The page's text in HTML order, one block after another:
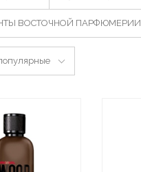
ВОСТОЧНОЙ ПАРФЮМЕРИИ